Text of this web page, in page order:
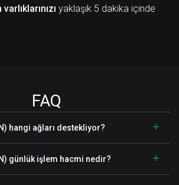
yaklaşık 5 dakika içinde
FAQ
hangi ağları destekliyor?
günlük işlem hacmi nedir?